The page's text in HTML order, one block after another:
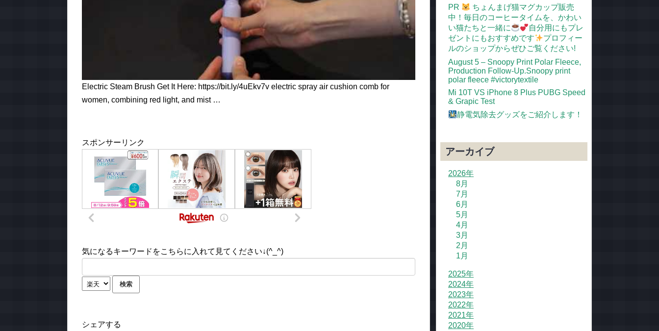
Electric Steam Brush Get It Here: https://bit.ly/4uEkv7v electric spray air cushion comb for
women, combining red light, and mist …
スポンサーリンク
気になるキーワードをこちらに入れて見てください↓(^_^)
シェアする
PR
ちょんまげ猫マグカップ販売
中！毎日のコーヒータイムを、かわい
い猫たちと一緒に
自分用にもプレ
ゼントにもおすすめです
プロフィー
ルのショップからぜひご覧ください!
August 5 – Snoopy Print Polar Fleece,
Production Follow-Up.Snoopy print
polar fleece #victorytextile
Mi 10T VS iPhone 8 Plus PUBG Speed
& Grapic Test
静電気除去グッズをご紹介します！
アーカイブ
2026年
8月
7月
6月
5月
4月
3月
2月
1月
2025年
2024年
2023年
2022年
2021年
2020年